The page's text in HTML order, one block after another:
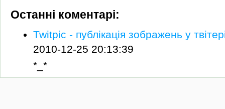
Останні коментарі:
Twitpic - публікація зображень у
2010-12-25 20:13:39
*_*